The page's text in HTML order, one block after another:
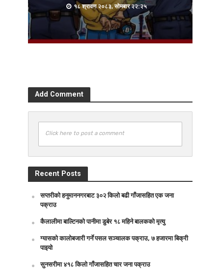
१८ श्रावण २०८३, सोमबार २२:२५
Add Comment
Click here to post a comment
Recent Posts
सप्तरीको हनुमाननगरबाट ३०२ किलो बढी गाँजासहित एक जना
पक्राउ
कैलालीमा बाल्टिनको पानीमा डुबेर १८ महिने बालकको मृत्यु
ग्यासको कालोबजारी गर्ने पसल सञ्चालक पक्राउ, ७ हजारमा बिक्री
पाइयो
सुनसरीमा ४१८ किलो गाँजासहित चार जना पक्राउ